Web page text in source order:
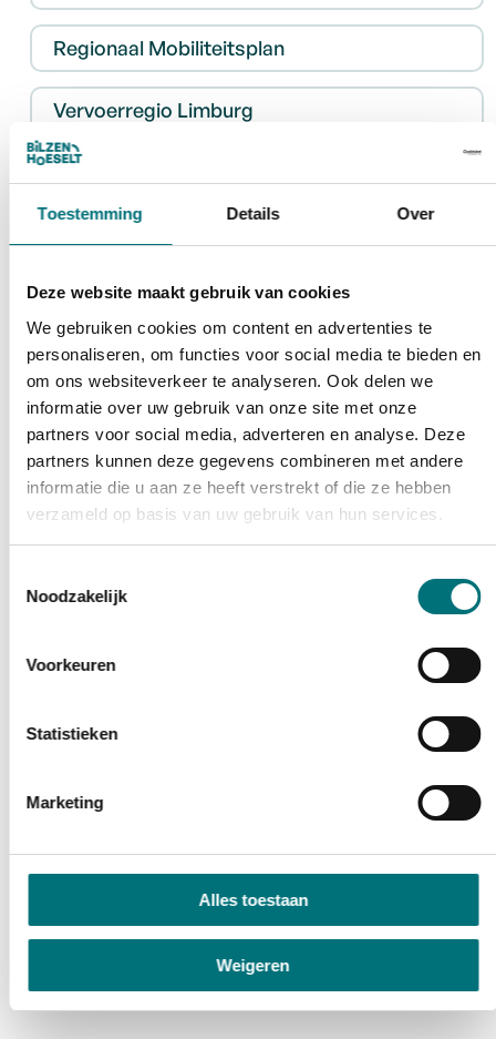
Toestemming Details Over
Deze website maakt gebruik van cookies
We gebruiken cookies om content en advertenties te
personaliseren, om functies voor social media te bieden en
om ons websiteverkeer te analyseren. Ook delen we
informatie over uw gebruik van onze site met onze
partners voor social media, adverteren en analyse. Deze
partners kunnen deze gegevens combineren met andere
informatie die u aan ze heeft verstrekt of die ze hebben
verzameld op basis van uw gebruik van hun services.
Noodzakelijk
Voorkeuren
Statistieken
Marketing
Alles toestaan
Weigeren
Regionaal Mobiliteitsplan
Vervoerregio Limburg
Iets fout of onduidelijk op deze pagina?Meld het ons.